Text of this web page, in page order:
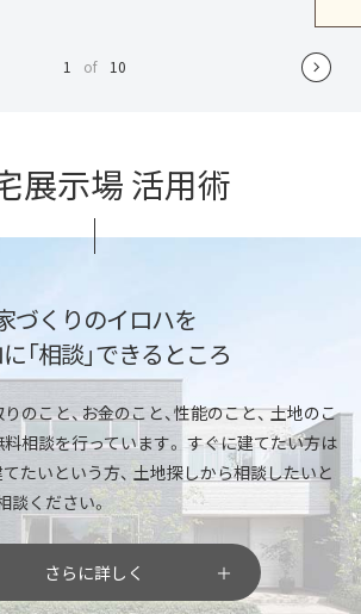
1 of 10
展示場 活用術
づくりのイロハを
「相談」できるところ
のこと、お金のこと、性能のこと、土地のこ
相談を行っています。 すぐに建てたい方は
たいという方、 土地探しから相談したいと
談ください。
さらに詳しく